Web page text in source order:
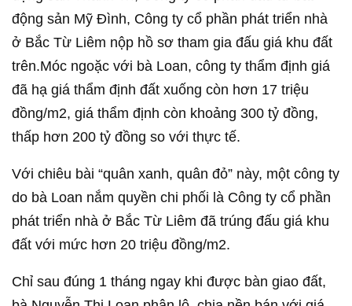
động sản Mỹ Đình, Công ty cổ phần phát triển nhà
ở Bắc Từ Liêm nộp hồ sơ tham gia đấu giá khu đất
trên.Móc ngoặc với bà Loan, công ty thẩm định giá
đã hạ giá thẩm định đất xuống còn hơn 17 triệu
đồng/m2, giá thẩm định còn khoảng 300 tỷ đồng,
thấp hơn 200 tỷ đồng so với thực tế.
Với chiêu bài “quân xanh, quân đỏ” này, một công ty
do bà Loan nắm quyền chi phối là Công ty cổ phần
phát triển nhà ở Bắc Từ Liêm đã trúng đấu giá khu
đất với mức hơn 20 triệu đồng/m2.
Chỉ sau đúng 1 tháng ngay khi được bàn giao đất,